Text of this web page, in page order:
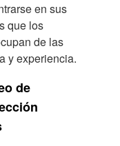
en sus
que los
de las
y experiencia.
de